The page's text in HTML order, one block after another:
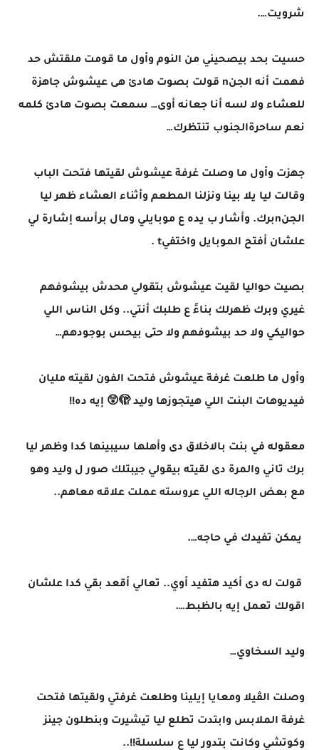
شرويت….
حسيت بحد بيصحيني من النوم وأول ما قومت ملقتش حد
فهمت أنه الجنn قولت بصوت هادئ هى عيشوش جاهزة
للعشاء ولا لسه أنا جعانه أوى… سمعت بصوت هادئ كلمه
نعم ساحرةالجنوب تنتظرك…
جهزت وأول ما وصلت غرفة عيشوش لقيتها فتحت الباب
وقالت ليا يلا بينا ونزلنا المطعم وأثناء العشاء ظهر ليا
الجنnبرك. وأشار ب يده ع موبايلي ومال برأسه إشارة لي
علشان أفتح الموبايل واختفيt .
بصيت حواليا لقيت عيشوش بتقولي محدش بيشوفهم
غيري وبرك ظهرلك بناءً ع طلبك أنتي.. وكل الناس اللي
حواليكي ولا حد بيشوفهم ولا حتى بيحس بوجودهم…
وأول ما طلعت غرفة عيشوش فتحت الفون لقيته مليان
فيديوهات البنت اللي هيتجوزها وليد 🫣😲 إيه ده!!
معقوله في بنت بالاخلاق دى وأهلها سيبينها كدا وظهر ليا
برك تاني والمرة دى لقيته بيقولي جيبتلك صور ل وليد وهو
مع بعض الرجاله اللي عروسته عملت علاقه معاهم..
يمكن تفيدك في حاجه….
قولت له دى أكيد هتفيد أوي.. تعالي أقعد بقي كدا علشان
اقولك تعمل إيه بالظبط….
وليد السخاوي…
وصلت الڤيلا ومعايا إيلينا وطلعت غرفتي ولقيتها فتحت
غرفة الملابس وابتدت تطلع ليا تيشيرت وبنطلون جينز
وكوتشي وكانت بتدور ليا ع سلسلة!!..